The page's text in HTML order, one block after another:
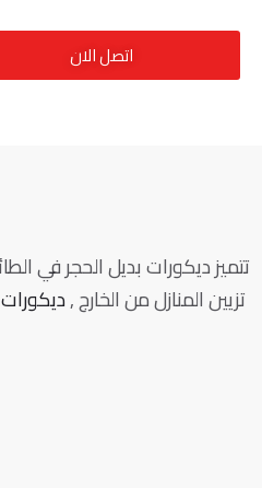
اتصل الان
تتميز ديكورات بديل الحجر في
تزيين المنازل من الخارج ,